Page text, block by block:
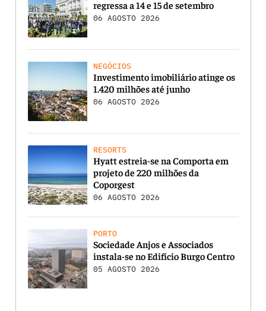
regressa a 14 e 15 de setembro
06 AGOSTO 2026
NEGÓCIOS
Investimento imobiliário atinge os
1.420 milhões até junho
06 AGOSTO 2026
RESORTS
Hyatt estreia-se na Comporta em
projeto de 220 milhões da
Coporgest
06 AGOSTO 2026
PORTO
Sociedade Anjos e Associados
instala-se no Edifício Burgo Centro
05 AGOSTO 2026